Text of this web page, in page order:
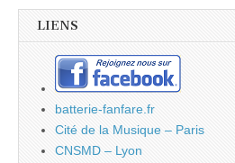
LIENS
batterie-fanfare.fr
Cité de la Musique – Paris
CNSMD – Lyon